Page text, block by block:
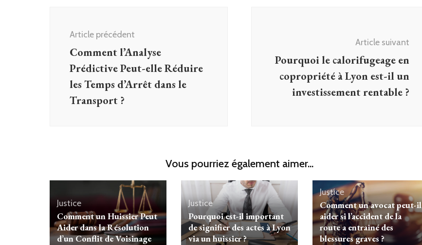
d'article
Article précédent
Comment l’Analyse
Prédictive Peut-elle Réduire
les Temps d’Arrêt dans le
Transport ?
Article suivant
Pourquoi le calorifugeage en
copropriété à Lyon est-il un
investissement rentable ?
Vous pourriez également aimer...
Justice
Comment un Huissier Peut
Aider dans la Résolution
d’un Conflit de Voisinage
Justice
Pourquoi est-il important
de signifier des actes à Lyon
via un huissier ?
Justice
Comment un avocat peut-il
aider si l’accident de la
route a entraîné des
blessures graves ?